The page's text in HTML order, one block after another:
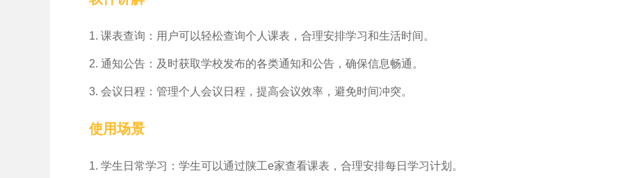
1. 课表查询：用户可以轻松查询个人课表，合理安排学习和生活时间。
2. 通知公告：及时获取学校发布的各类通知和公告，确保信息畅通。
3. 会议日程：管理个人会议日程，提高会议效率，避免时间冲突。
使用场景
1. 学生日常学习：学生可以通过陕工e家查看课表，合理安排每日学习计划。